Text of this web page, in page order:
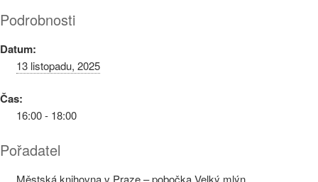
Podrobnosti
Datum:
13 listopadu, 2025
Čas:
16:00 - 18:00
Pořadatel
Městská knihovna v Praze – pobočka Velký mlýn